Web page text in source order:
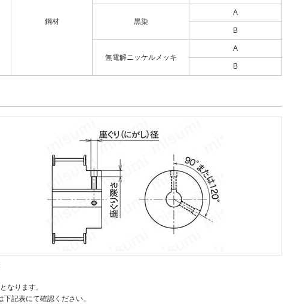
鋼材 黒染
A
B
無電解ニッケルメッキ
A
B
なります。
記表にて確認ください。